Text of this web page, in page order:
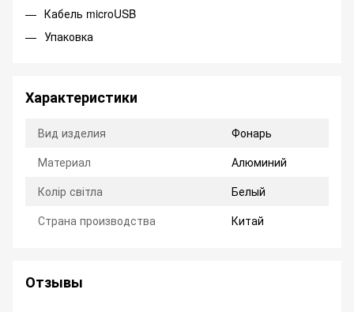
Кабель microUSB
Упаковка
Характеристики
Вид изделия
Фонарь
Материал
Алюминий
Колір світла
Белый
Страна производства
Китай
Отзывы